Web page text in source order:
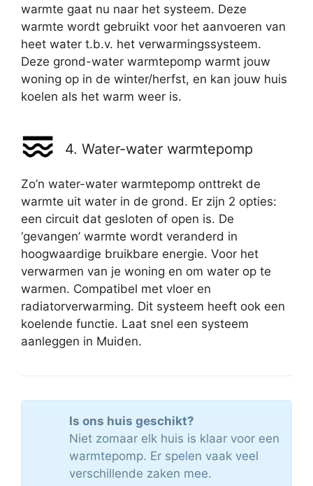
warmte gaat nu naar het systeem. Deze
warmte wordt gebruikt voor het aanvoeren van
heet water t.b.v. het verwarmingssysteem.
Deze grond-water warmtepomp warmt jouw
woning op in de winter/herfst, en kan jouw huis
koelen als het warm weer is.
4. Water-water warmtepomp
Zo’n water-water warmtepomp onttrekt de
warmte uit water in de grond. Er zijn 2 opties:
een circuit dat gesloten of open is. De
‘gevangen’ warmte wordt veranderd in
hoogwaardige bruikbare energie. Voor het
verwarmen van je woning en om water op te
warmen. Compatibel met vloer en
radiatorverwarming. Dit systeem heeft ook een
koelende functie. Laat snel een systeem
aanleggen in Muiden.
Is ons huis geschikt?
Niet zomaar elk huis is klaar voor een
warmtepomp. Er spelen vaak veel
verschillende zaken mee.